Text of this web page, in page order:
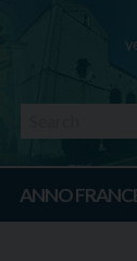
ANNO